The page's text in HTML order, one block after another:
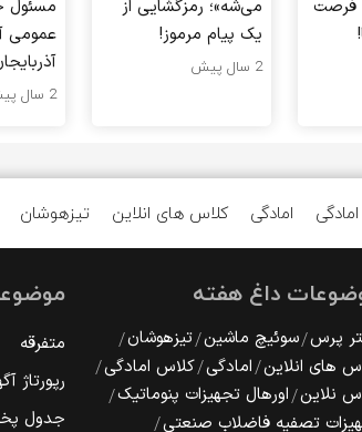
فرصت
می‌شه»؛ رمزگشایی از
یک پیام مرموز!
2 سال پیش
مسئول
عمومی
2 سال پیش
تیزهوشان کلاس های انلاین امادگی
داغ هفته
پرس سوئیچ ماشین تیزهوشان
های انلاین امادگی کلاس امادگی
نلاین اورهال تجهیزات پنوماتیک
تصفیه فاضلاب صنعتی
متفرقه
رپورتاژ
جدول